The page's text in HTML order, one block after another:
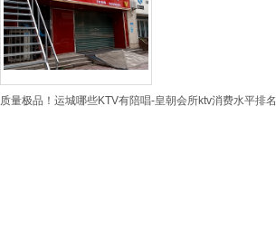
质量极品！运城哪些KTV有陪唱-皇朝会所ktv消费水平排名